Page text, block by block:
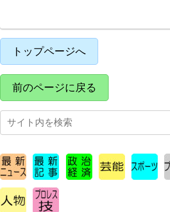
e
b
o
o
k
a
トップページへ
前のページに戻る